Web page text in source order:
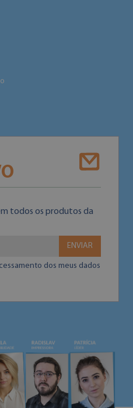
todos os produtos da
ENVIAR
dos meus dados